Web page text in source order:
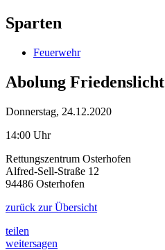
Sparten
Feuerwehr
Abolung Friedenslicht
Donnerstag, 24.12.2020
14:00 Uhr
Rettungszentrum Osterhofen
Alfred-Sell-Straße 12
94486 Osterhofen
zurück zur Übersicht
teilen
weitersagen